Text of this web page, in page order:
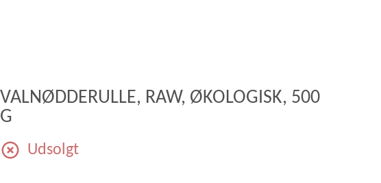
VALNØDDERULLE, RAW, ØKOLOGISK, 500
G
Udsolgt